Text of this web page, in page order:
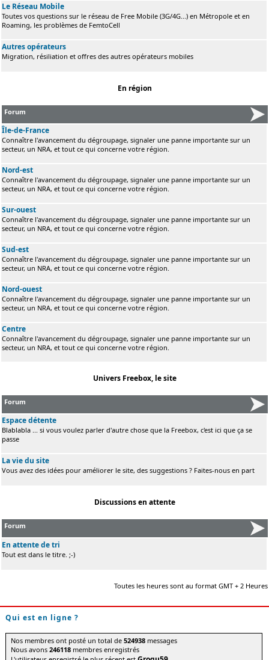
Le Réseau Mobile
Toutes vos questions sur le réseau de Free Mobile (3G/4G...) en Métropole et en
Roaming, les problèmes de FemtoCell
Autres opérateurs
Migration, résiliation et offres des autres opérateurs mobiles
En région
Forum
Île-de-France
Connaître l'avancement du dégroupage, signaler une panne importante sur un
secteur, un NRA, et tout ce qui concerne votre région.
Nord-est
Connaître l'avancement du dégroupage, signaler une panne importante sur un
secteur, un NRA, et tout ce qui concerne votre région.
Sur-ouest
Connaître l'avancement du dégroupage, signaler une panne importante sur un
secteur, un NRA, et tout ce qui concerne votre région.
Sud-est
Connaître l'avancement du dégroupage, signaler une panne importante sur un
secteur, un NRA, et tout ce qui concerne votre région.
Nord-ouest
Connaître l'avancement du dégroupage, signaler une panne importante sur un
secteur, un NRA, et tout ce qui concerne votre région.
Centre
Connaître l'avancement du dégroupage, signaler une panne importante sur un
secteur, un NRA, et tout ce qui concerne votre région.
Univers Freebox, le site
Forum
Espace détente
Blablabla ... si vous voulez parler d'autre chose que la Freebox, c'est ici que ça se
passe
La vie du site
Vous avez des idées pour améliorer le site, des suggestions ? Faites-nous en part
Discussions en attente
Forum
En attente de tri
Tout est dans le titre. ;-)
Toutes les heures sont au format GMT + 2 Heures
Qui est en ligne ?
Nos membres ont posté un total de524938 messages
Nous avons246118 membres enregistrés